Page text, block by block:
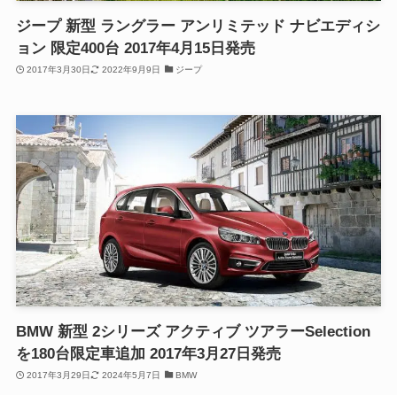
ジープ 新型 ラングラー アンリミテッド ナビエディシ
ョン 限定400台 2017年4月15日発売
2017年3月30日 2022年9月9日 ジープ
BMW 新型 2シリーズ アクティブ ツアラーSelection
を180台限定車追加 2017年3月27日発売
2017年3月29日 2024年5月7日 BMW